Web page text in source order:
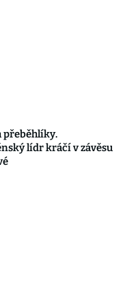
přeběhlíky.
lídr kráčí v závěsu